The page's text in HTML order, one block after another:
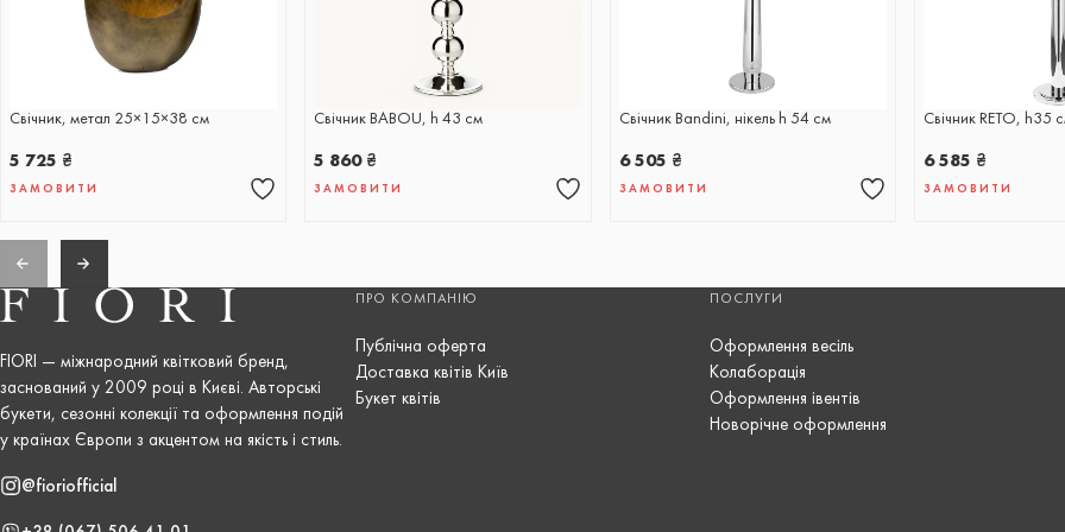
Свічник, метал 25×15×38 см
5 725 ₴
ЗАМОВИТИ
Свічник BABOU, h 43 cм
5 860 ₴
ЗАМОВИТИ
Свічник Bandini, нікель h 54 cм
6 505 ₴
ЗАМОВИТИ
Свічник RETO, h35
6 585 ₴
ЗАМОВИТИ
FIORI — міжнародний квітковий бренд,
заснований у 2009 році в Києві. Авторські
букети, сезонні колекції та оформлення подій
у країнах Європи з акцентом на якість і стиль.
@fioriofficial
ПРО КОМПАНІЮ
Публічна оферта
Доставка квітів Київ
Букет квітів
ПОСЛУГИ
Оформлення весіль
Колаборація
Оформлення івентів
Новорічне оформлення